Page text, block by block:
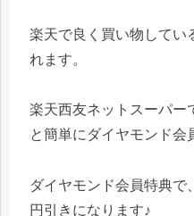
楽天で良く買い物してい
れます。
楽天西友ネットスーパー
と簡単にダイヤモンド会
ダイヤモンド会員特典で
円引きになります♪